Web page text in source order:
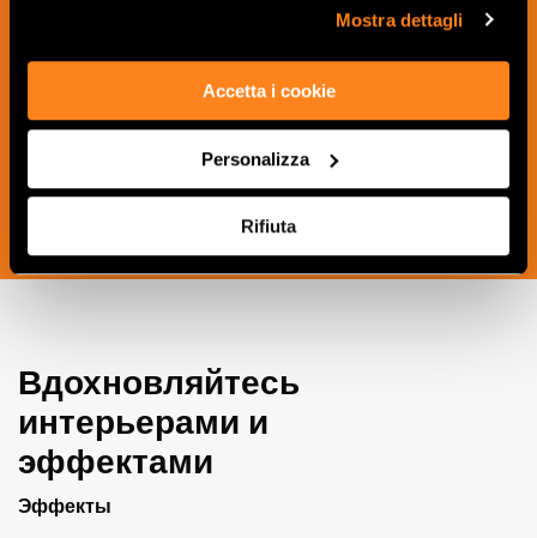
Mostra dettagli
Accetta i cookie
Personalizza
Rifiuta
Подпишитесь на нашу рассылку, чтобы
получать новости, обновления и
креативные идеи из мира керамики и
дизайна интерьера.
Вдохновляйтесь
интерьерами и
эффектами
Эффекты